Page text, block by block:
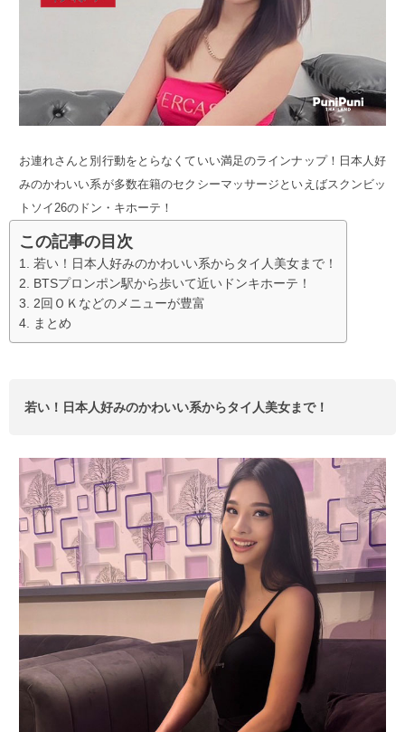
お連れさんと別行動をとらなくていい満足のラインナップ！日本人好
みのかわいい系が多数在籍のセクシーマッサージといえばスクンビッ
トソイ26のドン・キホーテ！
この記事の目次
若い！日本人好みのかわいい系からタイ人美女まで！
BTSプロンポン駅から歩いて近いドンキホーテ！
2回ＯＫなどのメニューが豊富
まとめ
若い！日本人好みのかわいい系からタイ人美女まで！